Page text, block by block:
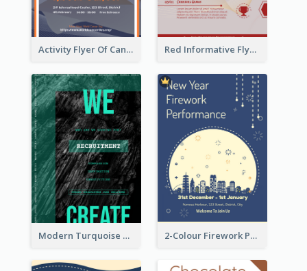
Activity Flyer Of Cancer Talk In Dark Colour Tone Red Informative Flyers With Simple Graphics
Modern Turquoise Recruitment Design Template 2-Colour Firework Performance With City Background